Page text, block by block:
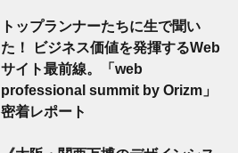
トップランナーたちに生で聞い
た！ ビジネス価値を発揮するWeb
サイト最前線。「web
professional summit by Orizm」
密着レポート